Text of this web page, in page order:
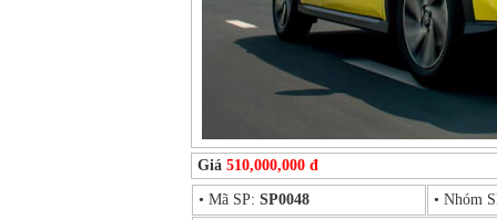
Giá 510,000,000 đ
• Mã SP: SP0048
• Nhóm